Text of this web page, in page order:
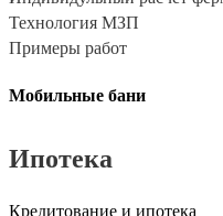
Технология МЗП
Примеры работ
Мобильные бани
Ипотека
Кредитование и ипотека